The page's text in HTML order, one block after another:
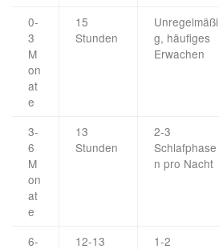
0-
3
M
on
at
e
15
Stunden
Unregelmäßi
g, häufiges
Erwachen
3-
6
M
on
at
e
13
Stunden
2-3
Schlafphase
n pro Nacht
6-
12-13
1-2